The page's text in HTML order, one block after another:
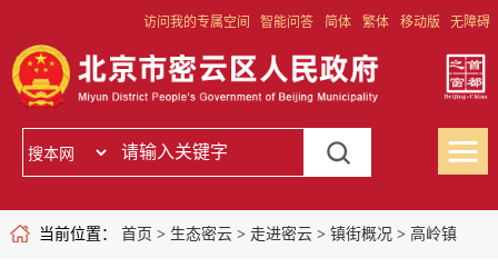
访问我的专属空间 智能问答 简体 繁体 移动版 无障碍
当前位置： 首页 > 生态密云> 走进密云> 镇街概况 > 高岭镇